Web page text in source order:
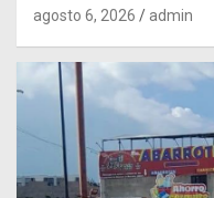
agosto 6, 2026 admin